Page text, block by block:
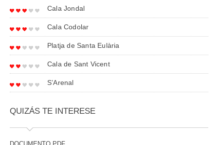
Cala Jondal
Cala Codolar
Platja de Santa Eulària
Cala de Sant Vicent
S’Arenal
QUIZÁS TE INTERESE